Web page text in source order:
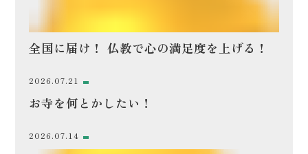
全国に届け！ 仏教で心の満足度を上げる！
2026.07.21
お寺を何とかしたい！
2026.07.14